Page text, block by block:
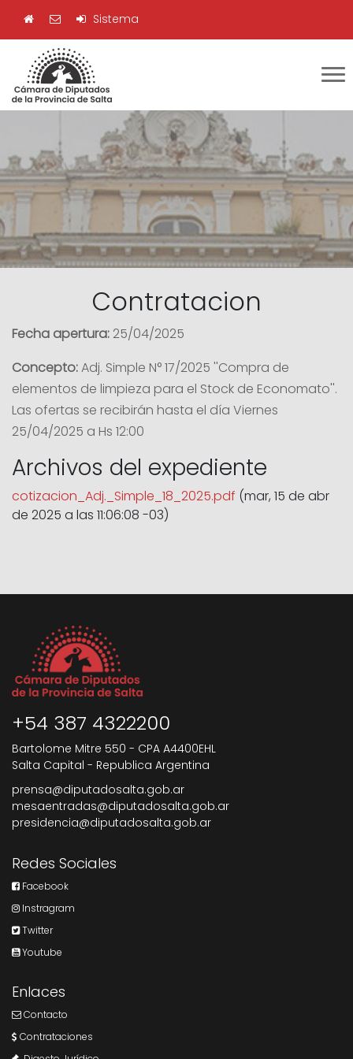
Sistema
Contratacion
Fecha apertura: 25/04/2025
Concepto:Adj. Simple N° 17/2025 ''Compra de
elementos de limpieza para el Stock de Economato''.
Las ofertas se recibirán hasta el día Viernes
25/04/2025 a Hs 12:00
Archivos del expediente
cotizacion_Adj._Simple_18_2025.pdf (mar, 15 de abr
de 2025 a las 11:06:08 -03)
+54 387 4322200
Bartolome Mitre 550 - CPA A4400EHL
Salta Capital - Republica Argentina
prensa@diputadosalta.gob.ar
mesaentradas@diputadosalta.gob.ar
presidencia@diputadosalta.gob.ar
Redes Sociales
Facebook
Instragram
Twitter
Youtube
Enlaces
Contacto
Contrataciones